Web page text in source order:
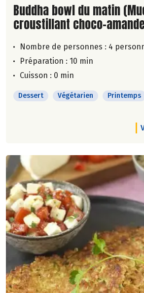
Lire la suite de la recette
Buddha bowl du matin
croustillant choco-
Nombre de personnes : 4
Préparation : 10 min
Cuisson : 0 min
Dessert Végétarien Printemps